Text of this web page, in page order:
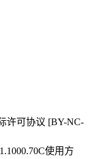
许可协议 [BY-NC-
使用方